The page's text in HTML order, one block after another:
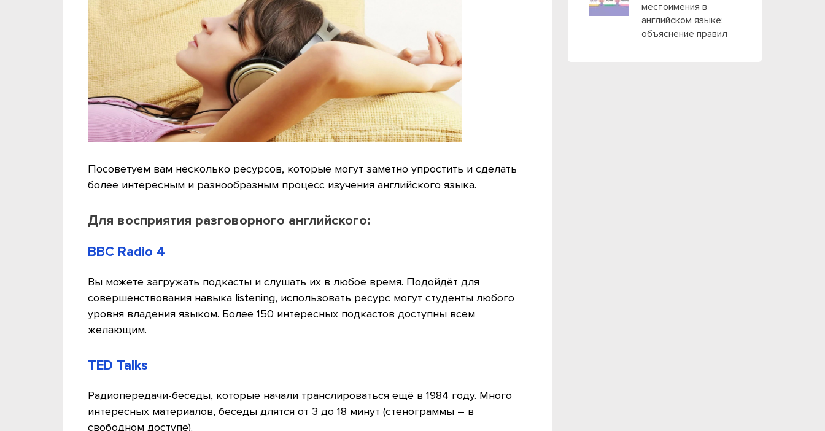
Посоветуем вам несколько ресурсов, которые могут заметно упростить и сделать
более интересным и разнообразным процесс изучения английского языка.
Для восприятия разговорного английского:
BBC Radio 4
Вы можете загружать подкасты и слушать их в любое время. Подойдёт для
совершенствования навыка listening, использовать ресурс могут студенты любого
уровня владения языком. Более 150 интересных подкастов доступны всем
желающим.
TED Talks
Радиопередачи-беседы, которые начали транслироваться ещё в 1984 году. Много
интересных материалов, беседы длятся от 3 до 18 минут (стенограммы – в
свободном доступе).
местоимения в
английском языке:
объяснение правил